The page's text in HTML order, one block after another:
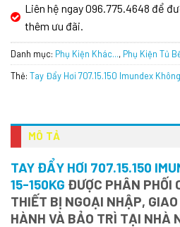
Liên hệ ngay 096.775.4648 để
thêm ưu đãi.
Danh mục: Phụ Kiện Khác..., Phụ Kiện Tủ
Thẻ: Tay Đẩy Hơi 707.15.150 Imundex
MÔ TẢ
TAY ĐẨY HƠI 707.15.150
15-150KG ĐƯỢC PHÂN PHỐI
THIẾT BỊ NGOẠI NHẬP,
HÀNH VÀ BẢO TRÌ TẠI NHÀ